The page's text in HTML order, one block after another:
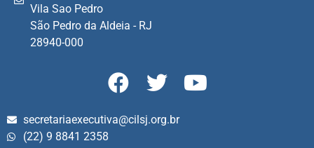
Vila Sao Pedro
São Pedro da Aldeia - RJ
28940-000
secretariaexecutiva@cilsj.org.br
(22) 9 8841 2358